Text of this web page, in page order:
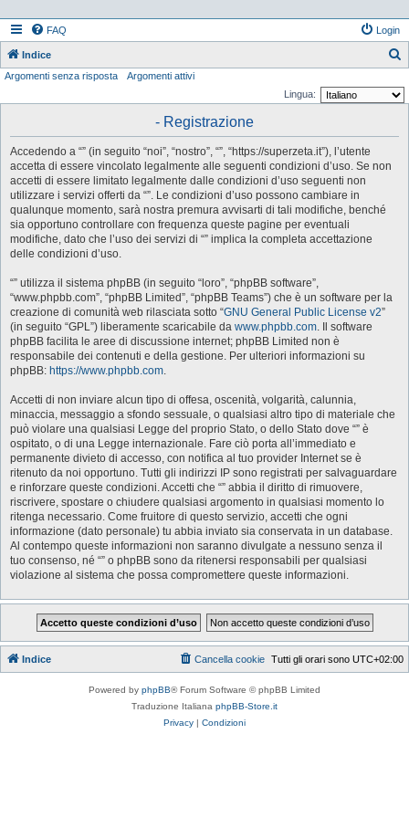
FAQ Login
Indice
Argomenti senza risposta
Argomenti attivi
Lingua:
- Registrazione
Accedendo a “” (in seguito “noi”, “nostro”, “”, “https://superzeta.it”), l’utente
accetta di essere vincolato legalmente alle seguenti condizioni d’uso. Se non
accetti di essere limitato legalmente dalle condizioni d’uso seguenti non
utilizzare i servizi offerti da “”. Le condizioni d’uso possono cambiare in
qualunque momento, sarà nostra premura avvisarti di tali modifiche, benché
sia opportuno controllare con frequenza queste pagine per eventuali
modifiche, dato che l’uso dei servizi di “” implica la completa accettazione
delle condizioni d’uso.
“” utilizza il sistema phpBB (in seguito “loro”, “phpBB software”,
“www.phpbb.com”, “phpBB Limited”, “phpBB Teams”) che è un software per la
creazione di comunità web rilasciata sotto “GNU General Public License v2”
(in seguito “GPL”) liberamente scaricabile da www.phpbb.com. Il software
phpBB facilita le aree di discussione internet; phpBB Limited non è
responsabile dei contenuti e della gestione. Per ulteriori informazioni su
phpBB: https://www.phpbb.com.
Accetti di non inviare alcun tipo di offesa, oscenità, volgarità, calunnia,
minaccia, messaggio a sfondo sessuale, o qualsiasi altro tipo di materiale che
può violare una qualsiasi Legge del proprio Stato, o dello Stato dove “” è
ospitato, o di una Legge internazionale. Fare ciò porta all’immediato e
permanente divieto di accesso, con notifica al tuo provider Internet se è
ritenuto da noi opportuno. Tutti gli indirizzi IP sono registrati per salvaguardare
e rinforzare queste condizioni. Accetti che “” abbia il diritto di rimuovere,
riscrivere, spostare o chiudere qualsiasi argomento in qualsiasi momento lo
ritenga necessario. Come fruitore di questo servizio, accetti che ogni
informazione (dato personale) tu abbia inviato sia conservata in un database.
Al contempo queste informazioni non saranno divulgate a nessuno senza il
tuo consenso, né “” o phpBB sono da ritenersi responsabili per qualsiasi
violazione al sistema che possa compromettere queste informazioni.
Indice Tutti gli orari sono UTC+02:00
Cancella cookie
Powered by phpBB® Forum Software © phpBB Limited
Traduzione Italiana phpBB-Store.it
Privacy | Condizioni